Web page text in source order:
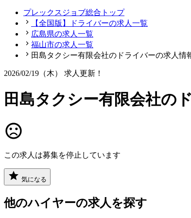
プレックスジョブ総合トップ
【全国版】ドライバーの求人一覧
広島県の求人一覧
福山市の求人一覧
田島タクシー有限会社のドライバーの求人情
2026/02/19（木） 求人更新！
田島タクシー有限会社の
この求人は募集を停止しています
気になる
他のハイヤーの求人を探す